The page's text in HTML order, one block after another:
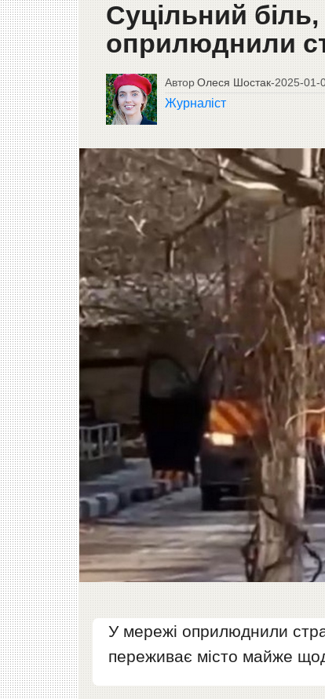
Суцільний
оприлюднили
Автор Олеся Шостак-2025-01-
Журналіст
У мережі оприлюднили
переживає місто майже